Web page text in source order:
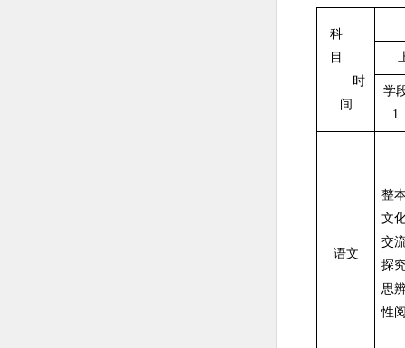
科
目
时
间
学
1
语文
整
文
交
探
思
性